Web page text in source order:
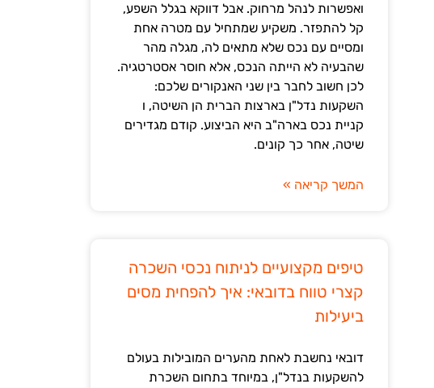
ואפשרות לנהל מרחוק. אבל דווקא בגלל השפע,
קל להתפזר. משקיע שמתחיל עם מטרה אחת
ומסיים עם נכס שלא מתאים לה, מגלה מהר
שהבעיה לא הייתה הנכס, אלא חוסר אסטרטגיה.
לכן חשוב לחבר בין שני האנקורים שלכם:
השקעות נדל"ן בארצות הברית הן השיטה, ו
קניית נכס בארה"ב היא הביצוע. קודם מגדירים
שיטה, אחר כך קונים.
המשך קריאה »
טיפים מקצועיים לניתוח נכסי השכרה
קצרי טווח בדובאי: איך להפחית מסים
ביעילות
דובאי נחשבת לאחת מהערים המובילות בעולם
להשקעות בנדל"ן, במיוחד בתחום השכרת